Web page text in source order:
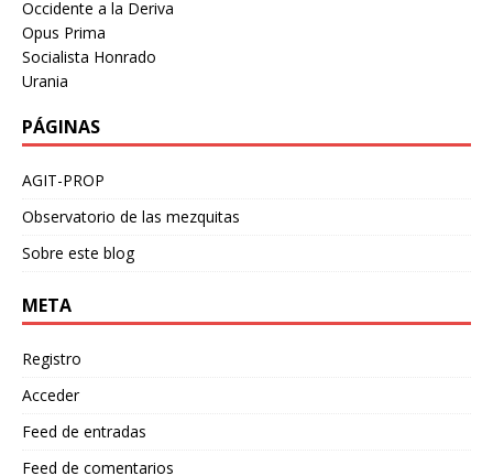
Occidente a la Deriva
Opus Prima
Socialista Honrado
Urania
PÁGINAS
AGIT-PROP
Observatorio de las mezquitas
Sobre este blog
META
Registro
Acceder
Feed de entradas
Feed de comentarios